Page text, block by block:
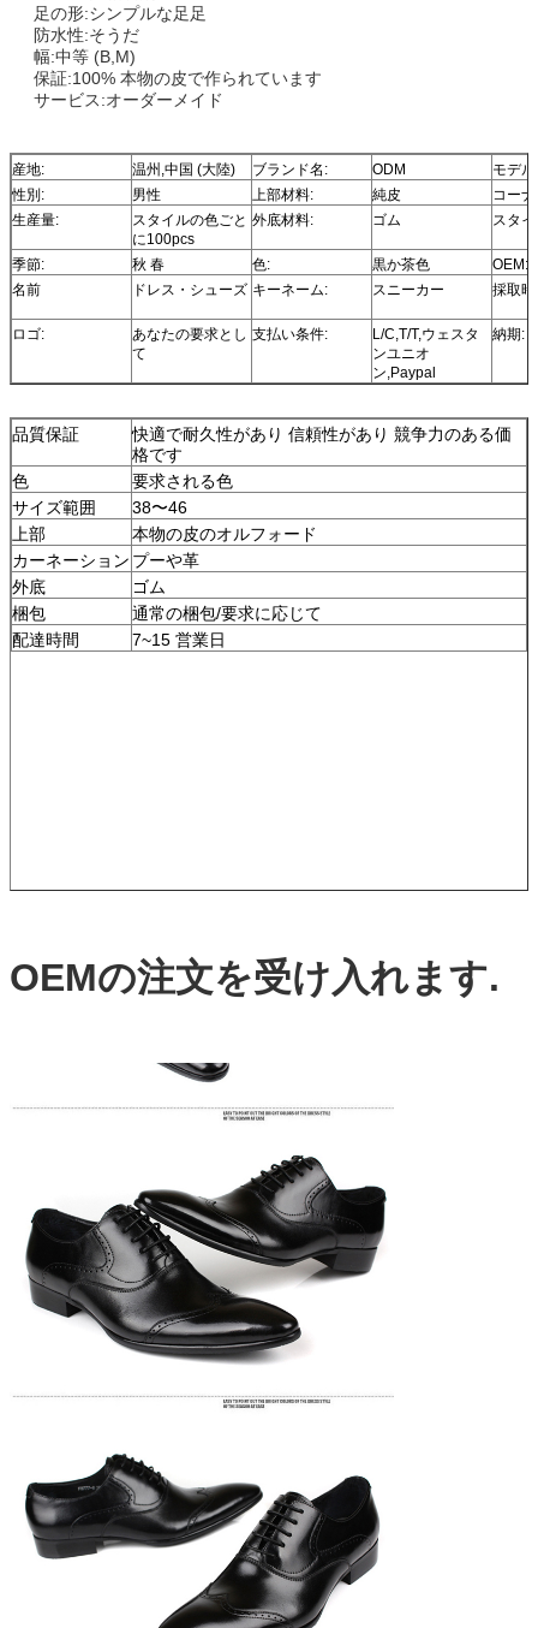
足の形:シンプルな足足
防水性:そうだ
幅:中等 (B,M)
保証:100% 本物の皮で作られています
サービス:オーダーメイド
産地: 温州,中国 (大陸) ブランド名: ODM
モデ
性別:
男性 上部材料: 純皮
コー
生産量:
スタイルの色ごと
に100pcs
外底材料: ゴム スタ
季節: 秋 春 色: 黒か茶色
OEM:
名前
ドレス・シューズ キーネーム: スニーカー 採取時
ロゴ:
あなたの要求とし
て
支払い条件:
L/C,T/T,ウェスタ
ンユニオ
ン,Paypal
納期:
品質保証
快適で耐久性があり 信頼性があり 競争力のある価
格です
色
要求される色
サイズ範囲
38〜46
上部
本物の皮のオルフォード
カーネーション プーや革
外底
ゴム
梱包
通常の梱包/要求に応じて
配達時間
7~15 営業日
OEMの注文を受け入れます.